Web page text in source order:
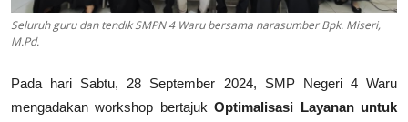
Seluruh guru dan tendik SMPN 4 Waru bersama narasumber Bpk. Miseri,
M.Pd.
Pada hari Sabtu, 28 September 2024, SMP Negeri 4 Waru
mengadakan workshop bertajukOptimalisasi Layanan untuk